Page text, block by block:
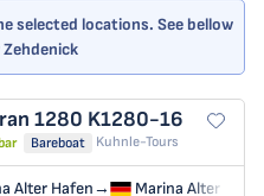
selected locations. See bellow
1280 K1280-16
Bareboat Kuhnle-Tours
Alter Hafen→
Marina Alter